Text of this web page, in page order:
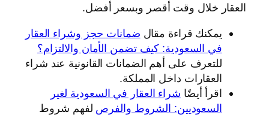
العقار خلال وقت أقصر وبسعر أفضل.
يمكنك قراءة مقال ضمانات حجز وشراء العقار
في السعودية: كيف تضمن الأمان والالتزام؟
للتعرف على أهم الضمانات القانونية عند شراء
العقارات داخل المملكة.
اقرأ أيضًا شراء العقار في السعودية لغير
السعوديين: الشروط والفرص لفهم شروط